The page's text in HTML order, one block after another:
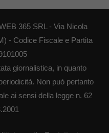
365 SRL - Via Nicola
- Codice Fiscale e Partita
giornalistica, in quanto
Non può pertanto
ai sensi della legge n. 62